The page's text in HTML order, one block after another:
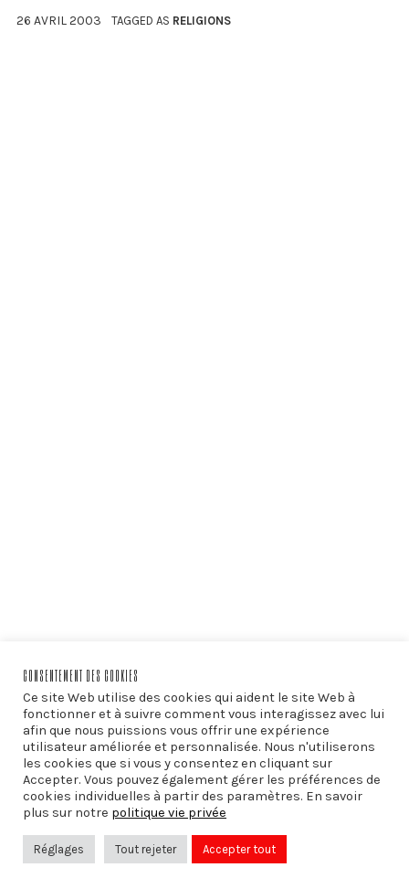
26 AVRIL 2003 TAGGED AS RELIGIONS
PRÉCÉDENT
Les cérémonies laïques
CONSENTEMENT DES COOKIES
Ce site Web utilise des cookies qui aident le site Web à
fonctionner et à suivre comment vous interagissez avec lui
afin que nous puissions vous offrir une expérience
utilisateur améliorée et personnalisée. Nous n'utiliserons
les cookies que si vous y consentez en cliquant sur
Accepter. Vous pouvez également gérer les préférences de
cookies individuelles à partir des paramètres. En savoir
plus sur notre politique vie privée
Réglages Tout rejeter Accepter tout